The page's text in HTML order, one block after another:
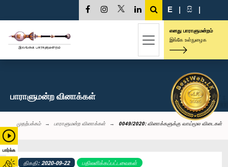
பார்க்க
E | සි |
எனது பாராளுமன்றம்
இங்கே உள்நுழைக
பாராளுமன்ற வினாக்கள்
முதற்பக்கம் பாராளுமன்ற வினாக்கள் 0049/2020: வினாக்களுக்கு வாய்மூல விடைகள்
திகதி: 2020-09-22 பதிலளிக்கப்பட்டவைகள்